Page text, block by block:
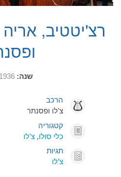
רצ'יטטיב,
שנה:1936
הרכב
צ'לו ופסנתר
קטגוריה
כלי סולו,צ'לו
תגיות
צ’לו